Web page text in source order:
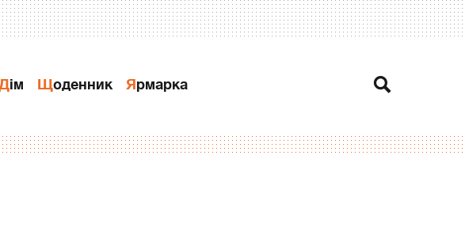
Дiм Щоденник Ярмарка